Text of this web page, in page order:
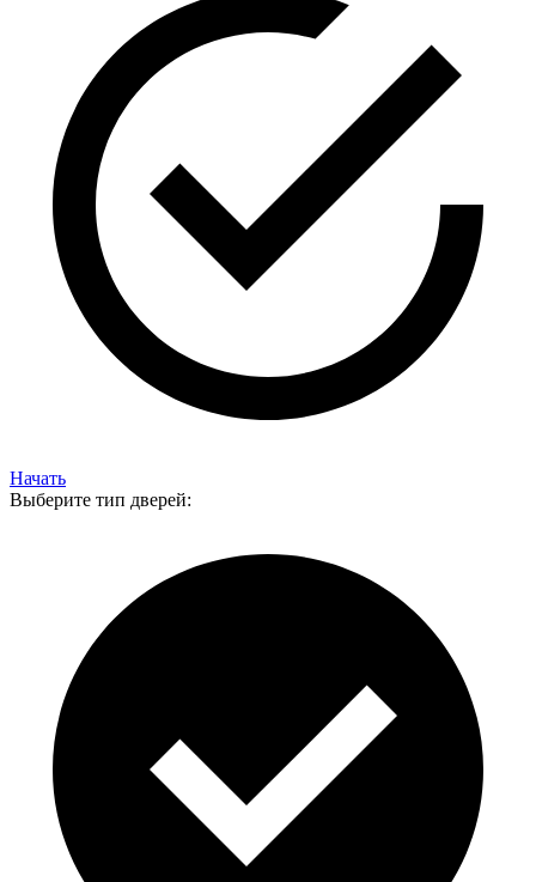
Начать
Выберите тип дверей: